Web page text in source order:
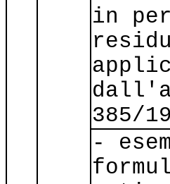
in
385/
-